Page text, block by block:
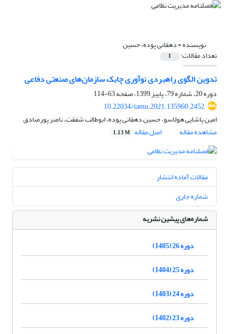
نویسنده =دهقانی پوده، حسین
تعداد مقالات: 1
تدوین الگوی راهبردی نوآوری چابک سازمان‌های صنعتی دفاعی
دوره 20، شماره 79، پاییز 1399، صفحه
63-114
10.22034/iamu.2021.135960.2452
امین پاشایی هولاسو، حسین دهقانی پوده، ابوطالب شفقت، ناصر پورصادق
مشاهده مقاله
اصل مقاله 1.13 M
مقالات آماده انتشار
شماره جاری
شماره‌های پیشین نشریه
دوره 26 (1405)
دوره 25 (1404)
دوره 24 (1403)
دوره 23 (1402)